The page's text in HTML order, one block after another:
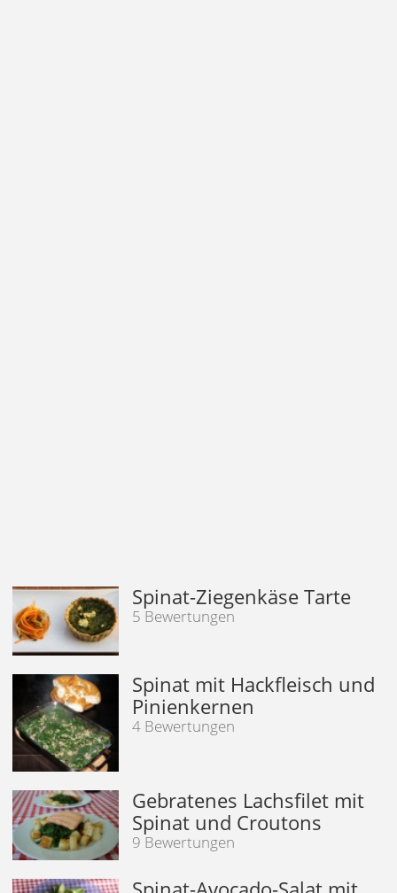
Spinat-Ziegenkäse Tarte
5 Bewertungen
Spinat mit Hackfleisch und
Pinienkernen
4 Bewertungen
Gebratenes Lachsfilet mit
Spinat und Croutons
9 Bewertungen